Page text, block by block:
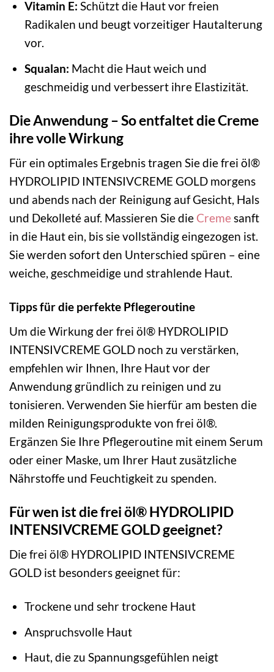
Vitamin E: Schützt die Haut vor freien
Radikalen und beugt vorzeitiger Hautalterung
vor.
Squalan: Macht die Haut weich und
geschmeidig und verbessert ihre Elastizität.
Die Anwendung – So entfaltet die Creme
ihre volle Wirkung
Für ein optimales Ergebnis tragen Sie die frei öl®
HYDROLIPID INTENSIVCREME GOLD morgens
und abends nach der Reinigung auf Gesicht, Hals
und Dekolleté auf. Massieren Sie die Cremesanft
in die Haut ein, bis sie vollständig eingezogen ist.
Sie werden sofort den Unterschied spüren – eine
weiche, geschmeidige und strahlende Haut.
Tipps für die perfekte Pflegeroutine
Um die Wirkung der frei öl® HYDROLIPID
INTENSIVCREME GOLD noch zu verstärken,
empfehlen wir Ihnen, Ihre Haut vor der
Anwendung gründlich zu reinigen und zu
tonisieren. Verwenden Sie hierfür am besten die
milden Reinigungsprodukte von frei öl®.
Ergänzen Sie Ihre Pflegeroutine mit einem Serum
oder einer Maske, um Ihrer Haut zusätzliche
Nährstoffe und Feuchtigkeit zu spenden.
Für wen ist die frei öl® HYDROLIPID
INTENSIVCREME GOLD geeignet?
Die frei öl® HYDROLIPID INTENSIVCREME
GOLD ist besonders geeignet für:
Trockene und sehr trockene Haut
Anspruchsvolle Haut
Haut, die zu Spannungsgefühlen neigt